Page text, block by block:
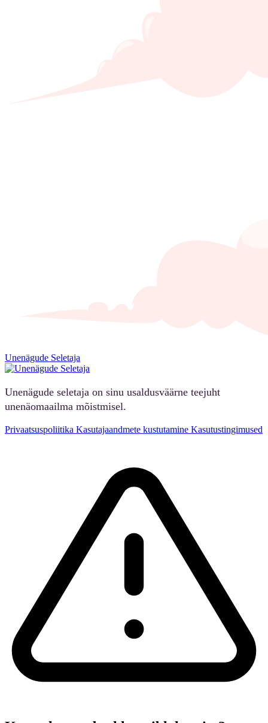
Unenägude Seletaja
Unenägude seletaja on sinu usaldusväärne teejuht
unenäomaailma mõistmisel.
Privaatsuspoliitika Kasutajaandmete kustutamine Kasutustingimused